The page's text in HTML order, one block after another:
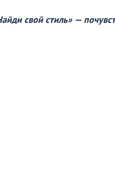
свой стиль» —